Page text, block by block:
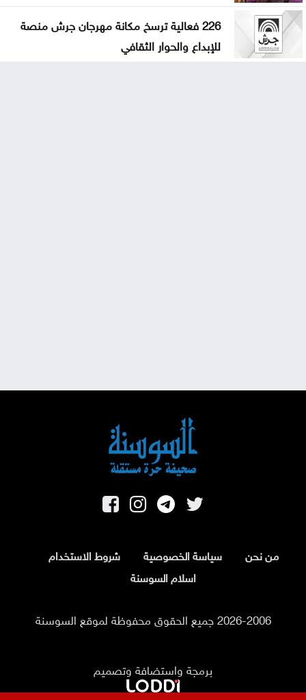
226 فعالية ترسخ مكانة مهرجان جرش منصة
للإبداع والحوار الثقافي
من نحن سياسة الخصوصية
شروط الاستخدام
اسلام السوسنة
2026-2006 جميع الحقوق محفوظة لموقع السوسنة
برمجة واستضافة وتصميم